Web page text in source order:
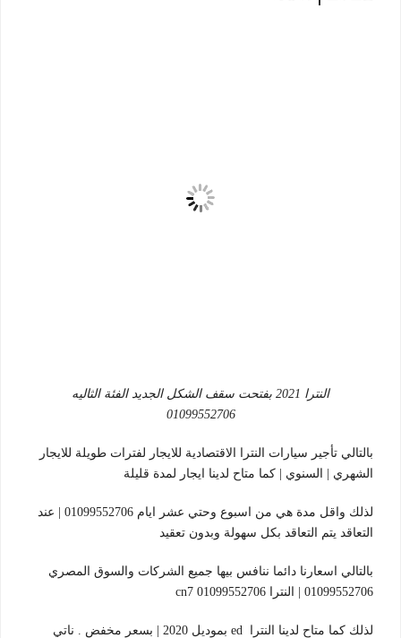
النترا 2021 بفتحت سقف الشكل الجديد الفئة الثاليه
01099552706
بالتالي تأجير سيارات النترا الاقتصادية للايجار لفترات طويلة للايجار
الشهري | السنوي | كما متاح لدينا ايجار لمدة قليلة
لذلك واقل مدة هي من اسبوع وحتي عشر ايام 01099552706 | عند
التعاقد يتم التعاقد بكل سهولة وبدون تعقيد
بالتالي اسعارنا دائما ننافس بيها جميع الشركات والسوق المصري
01099552706 | النترا cn7 01099552706
لذلك كما متاح لدينا النترا ed بموديل 2020 | بسعر مخفض . ناتي